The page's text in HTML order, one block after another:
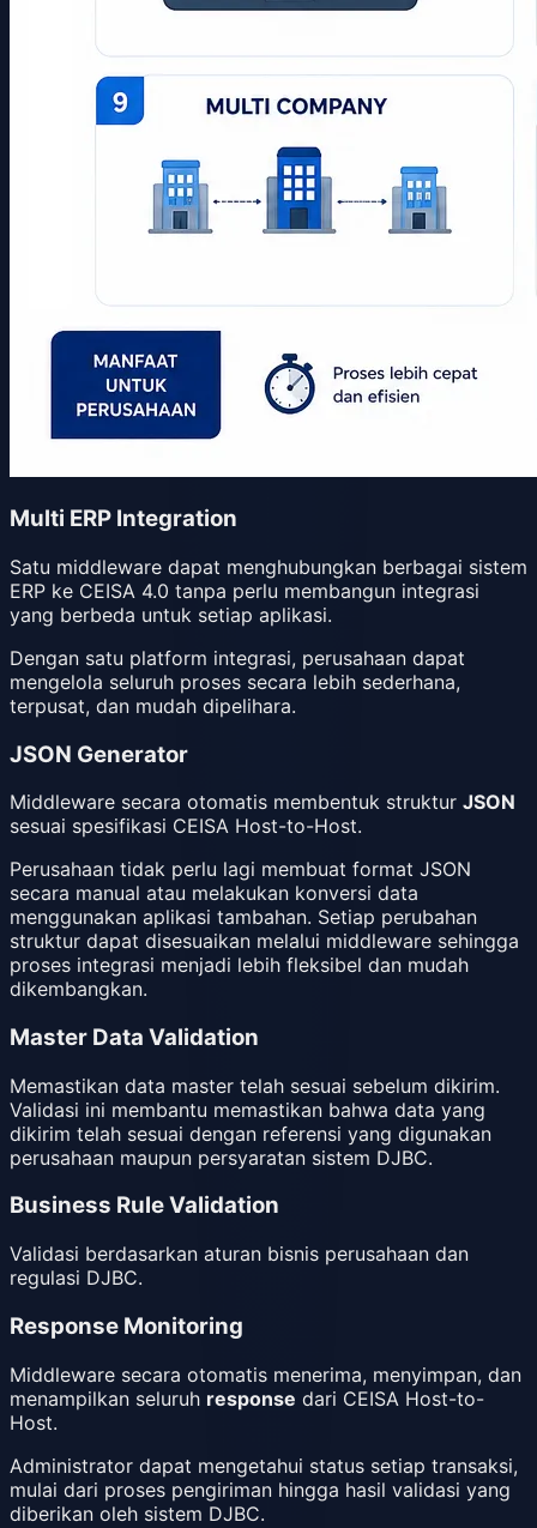
Multi ERP Integration
Satu middleware dapat menghubungkan berbagai sistem
ERP ke CEISA 4.0 tanpa perlu membangun integrasi
yang berbeda untuk setiap aplikasi.
Dengan satu platform integrasi, perusahaan dapat
mengelola seluruh proses secara lebih sederhana,
terpusat, dan mudah dipelihara.
JSON Generator
Middleware secara otomatis membentuk struktur JSON
sesuai spesifikasi CEISA Host-to-Host.
Perusahaan tidak perlu lagi membuat format JSON
secara manual atau melakukan konversi data
menggunakan aplikasi tambahan. Setiap perubahan
struktur dapat disesuaikan melalui middleware sehingga
proses integrasi menjadi lebih fleksibel dan mudah
dikembangkan.
Master Data Validation
Memastikan data master telah sesuai sebelum dikirim.
Validasi ini membantu memastikan bahwa data yang
dikirim telah sesuai dengan referensi yang digunakan
perusahaan maupun persyaratan sistem DJBC.
Business Rule Validation
Validasi berdasarkan aturan bisnis perusahaan dan
regulasi DJBC.
Response Monitoring
Middleware secara otomatis menerima, menyimpan, dan
menampilkan seluruh response dari CEISA Host-to-
Host.
Administrator dapat mengetahui status setiap transaksi,
mulai dari proses pengiriman hingga hasil validasi yang
diberikan oleh sistem DJBC.